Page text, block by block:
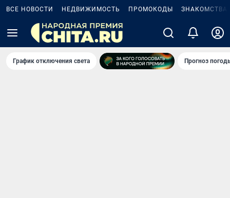
ВСЕ НОВОСТИ НЕДВИЖИМОСТЬ ПРОМОКОДЫ ЗНАКОМСТВА
График отключения света Прогноз